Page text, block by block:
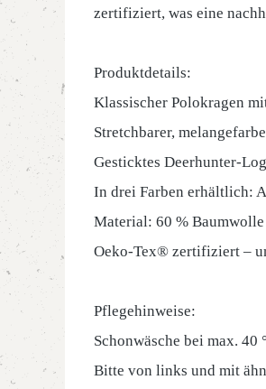
zertifiziert, was eine
Produktdetails:
Klassischer Polokragen
Stretchbarer,
Gesticktes Deerhunter-
In drei Farben erhältlich:
Material: 60 % Baumwolle
Oeko-Tex® zertifiziert –
Pflegehinweise:
Schonwäsche bei max. 40
Bitte von links und mit